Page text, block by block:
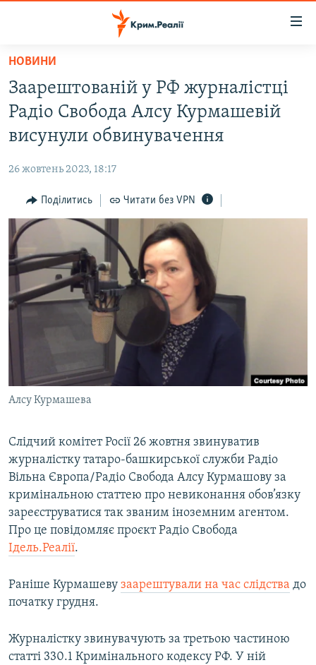
Перейти
основного
матеріалу
до
основної
Перейти
до
пошуку
ВОДА.КРИМ
БЛОГИ
ПОГЛЯД
ІНТЕРВ'Ю
ВСЕ ЗА ДЕНЬ
СПЕЦПРОЕКТИ
ДЕПОРТАЦІЯ
ВІДЕОУРОКИ «ELIFBE»
УКРАЇНСЬКА ПРОБЛЕМА КРИМУ
ІНФОГРАФІКА
ЯК ОБІЙТИ БЛОКУВАННЯ
ДОЛУЧАЙСЯ!
Усі сайти RFE/RL
НОВИНИ
Заарештованій у РФ журналістці
Радіо Свобода Алсу Курмашевій
висунули обвинувачення
26 жовтень 2023, 18:17
Поділитись Читати без VPN
Алсу Курмашева
Слідчий комітет Росії 26 жовтня звинуватив
журналістку татаро-башкирської служби Радіо
Вільна Європа/Радіо Свобода Алсу Курмашову за
кримінальною статтею про невиконання обов’язку
зареєструватися так званим іноземним агентом.
Про це повідомляє проєкт Радіо Свобода
Ідель.Реалії.
Раніше Курмашеву заарештували на час слідства до
початку грудня.
Журналістку звинувачують за третьою частиною
статті 330.1 Кримінального кодексу РФ. У ній